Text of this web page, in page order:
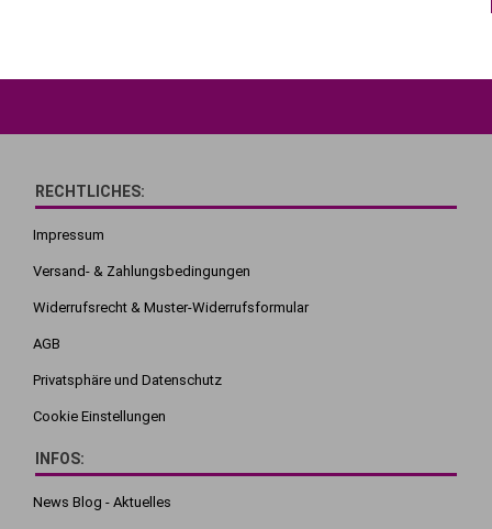
RECHTLICHES:
Impressum
Versand- & Zahlungsbedingungen
Widerrufsrecht & Muster-Widerrufsformular
AGB
Privatsphäre und Datenschutz
Cookie Einstellungen
INFOS:
News Blog - Aktuelles